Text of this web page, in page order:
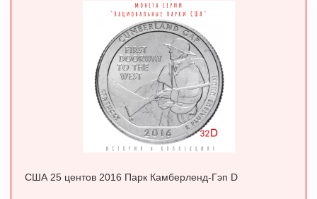
США 25 центов 2016 Парк Камберленд-Гэп D